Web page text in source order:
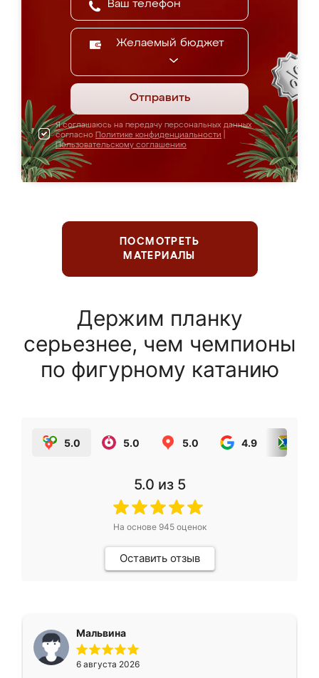
Желаемый бюджет
Отправить
Я соглашаюсь на передачу персональных данных
согласно Политике конфиденциальности
Пользовательскому соглашению
ПОСМОТРЕТЬ
МАТЕРИАЛЫ
Держим планку
серьезнее, чем чемпионы
по фигурному катанию
5.0 5.0 5.0 4.9
5.0 из 5
На основе 945оценок
Оставить отзыв
Мальвина
6 августа 2026